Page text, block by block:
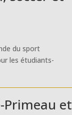
du sport
les étudiants-
Primeau et